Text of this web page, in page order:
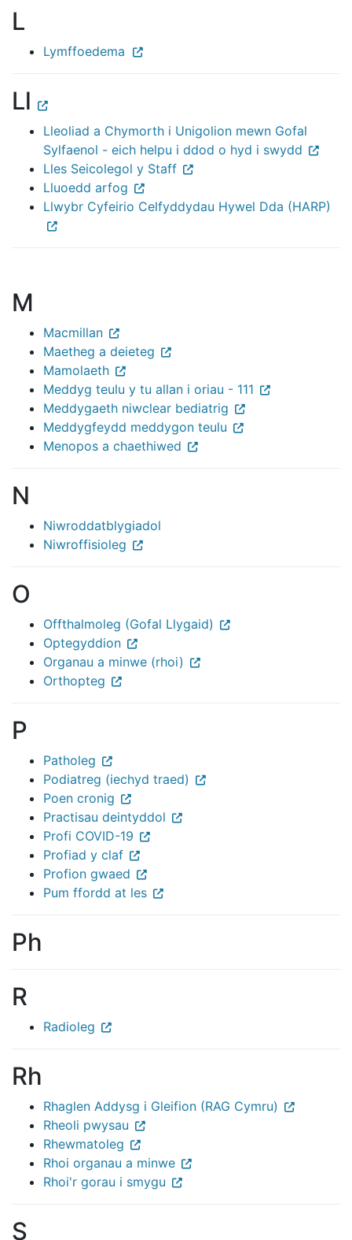
L
Lymffoedema
Ll
Lleoliad a Chymorth i Unigolion mewn Gofal
Sylfaenol - eich helpu i ddod o hyd i swydd
Lles Seicolegol y Staff
Lluoedd arfog
Llwybr Cyfeirio Celfyddydau Hywel Dda (HARP)
M
Macmillan
Maetheg a deieteg
Mamolaeth
Meddyg teulu y tu allan i oriau - 111
Meddygaeth niwclear bediatrig
Meddygfeydd meddygon teulu
Menopos a chaethiwed
N
Niwroddatblygiadol
Niwroffisioleg
O
Offthalmoleg (Gofal Llygaid)
Optegyddion
Organau a minwe (rhoi)
Orthopteg
P
Patholeg
Podiatreg (iechyd traed)
Poen cronig
Practisau deintyddol
Profi COVID-19
Profiad y claf
Profion gwaed
Pum ffordd at les
Ph
R
Radioleg
Rh
Rhaglen Addysg i Gleifion (RAG Cymru)
Rheoli pwysau
Rhewmatoleg
Rhoi organau a minwe
Rhoi'r gorau i smygu
S